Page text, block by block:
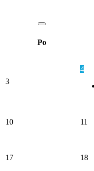
Po
3
4
10 11
17 18